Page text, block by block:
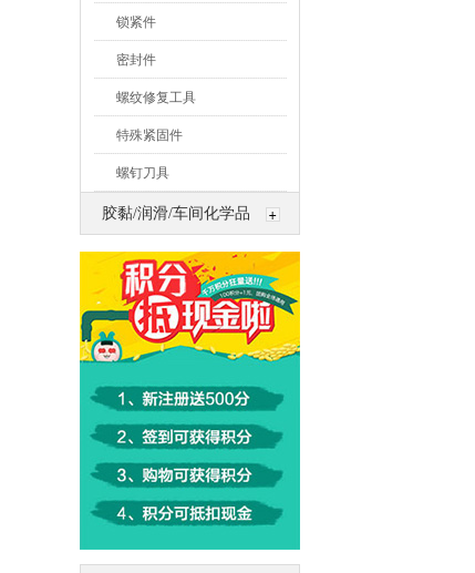
锁紧件
密封件
螺纹修复工具
特殊紧固件
螺钉刀具
胶黏/润滑/车间化学品